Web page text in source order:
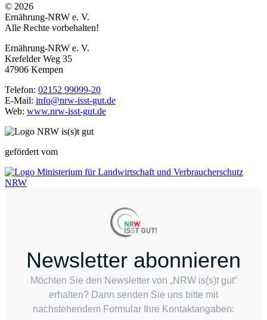
© 2026
Ernährung-NRW e. V.
Alle Rechte vorbehalten!
Ernährung-NRW e. V.
Krefelder Weg 35
47906 Kempen
Telefon: 02152 99099-20
E-Mail: info@nrw-isst-gut.de
Web: www.nrw-isst-gut.de
gefördert vom
Newsletter abonnieren
Möchten Sie den Newsletter von „NRW is(s)t gut“
erhalten? Dann senden Sie uns bitte mit
nachstehendem Formular Ihre Kontaktangaben: